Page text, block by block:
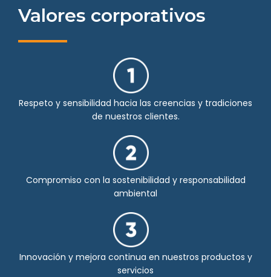
Valores corporativos
Respeto y sensibilidad hacia las creencias y tradiciones
de nuestros clientes.
Compromiso con la sostenibilidad y responsabilidad
ambiental
Innovación y mejora continua en nuestros productos y
servicios